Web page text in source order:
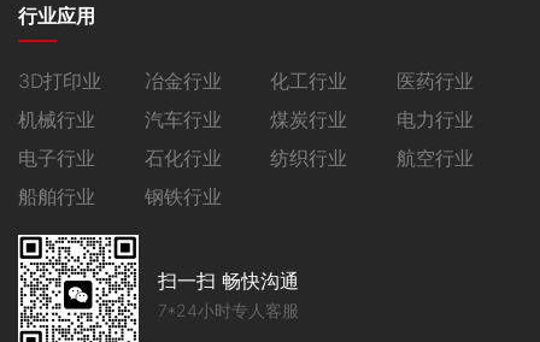
行业应用
3D打印业 冶金行业 化工行业
医药行业
机械行业
汽车行业 煤炭行业
电力行业
电子行业
石化行业 纺织行业
航空行业
船舶行业
钢铁行业
扫一扫 畅快沟通
7*24小时专人客服